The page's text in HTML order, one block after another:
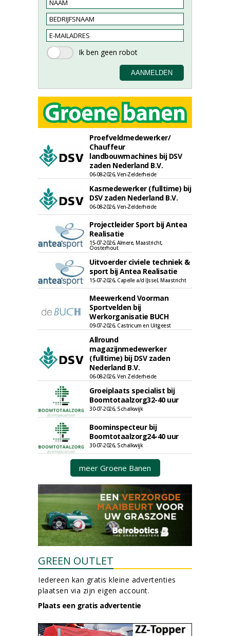
Proefveldmedewerker/
Chauffeur
landbouwmachines bij DSV
zaden Nederland B.V.
06-08-2026, Ven-Zelderheide
Kasmedewerker (fulltime) bij
DSV zaden Nederland B.V.
06-08-2026, Ven-Zelderheide
Projectleider Sport bij Antea
Realisatie
15-07-2026, Almere, Maastricht,
Oosterhout
Uitvoerder civiele techniek &
sport bij Antea Realisatie
15-07-2026, Capelle a/d IJssel, Maastricht
Meewerkend Voorman
Sportvelden bij
Werkorganisatie BUCH
09-07-2026, Castricum en Uitgeest
Allround
magazijnmedewerker
(fulltime) bij DSV zaden
Nederland B.V.
06-08-2026, Ven Zelderheide
Groeiplaats specialist bij
Boomtotaalzorg32-40 uur
30-07-2026, Schalkwijk
Boominspecteur bij
Boomtotaalzorg24-40 uur
30-07-2026, Schalkwijk
meer Groene Banen
GREEN OUTLET
Iedereen kan gratis kleine advertenties
plaatsen via zijn eigen account.
Plaats een gratis advertentie